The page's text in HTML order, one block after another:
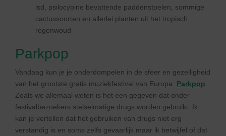
lsd, psilocybine bevattende paddenstoelen, sommige
cactussoorten en allerlei planten uit het tropisch
regenwoud
Parkpop
Vandaag kun je je onderdompelen in de sfeer en gezelligheid
van het grootste gratis muziekfestival van Europa: Parkpop
Zoals we allemaal weten is het een gegeven dat onder
festivalbezoekers stelselmatige drugs worden gebruikt. Ik
kan je vertellen dat het gebruiken van drugs niet erg
verstandig is en soms zelfs gevaarlijk maar ik betwijfel of dat